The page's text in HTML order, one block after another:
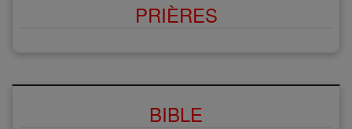
PRIÈRES
BIBLE